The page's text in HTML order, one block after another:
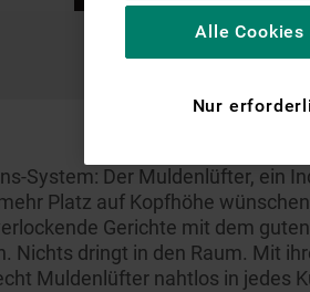
System: Der Muldenlüfter,
Platz auf Kopfhöhe
Gerichte mit dem
Nichts dringt in den Raum. Mit
Muldenlüfter nahtlos in jedes
basierend auf Ihrer
personalisieren, die
spezifische
Werbung basierend auf
Gewohnheiten,
Websites,
(einschließlich über
anderen Websites oder
Nur
Alle